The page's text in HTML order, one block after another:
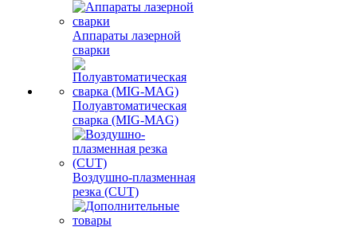
Аппараты лазерной
сварки
Полуавтоматическая
сварка (MIG-MAG)
Воздушно-плазменная
резка (CUT)